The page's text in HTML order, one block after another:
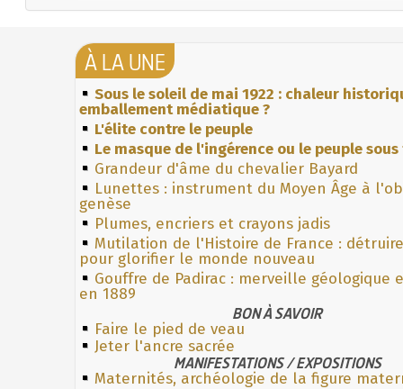
À LA UNE
Sous le soleil de mai 1922 : chaleur
emballement médiatique ?
L'élite contre le peuple
Le masque de l'ingérence ou le peuple
Grandeur d'âme du chevalier Bayard
Lunettes : instrument du Moyen Âge à
genèse
Plumes, encriers et crayons jadis
Mutilation de l'Histoire de France :
pour glorifier le monde nouveau
Gouffre de Padirac : merveille géologique
en 1889
BON À SAVOIR
Faire le pied de veau
Jeter l'ancre sacrée
MANIFESTATIONS / EXPOSITIONS
Maternités, archéologie de la figure